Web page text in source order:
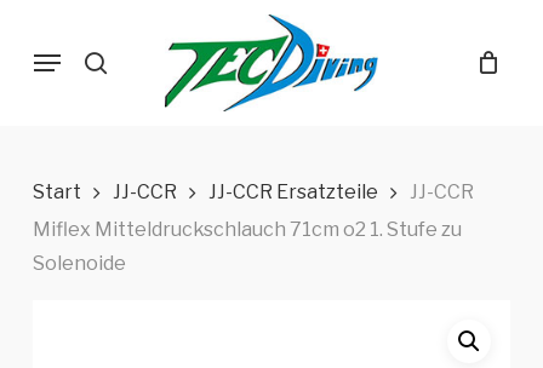
search
Menu
Start JJ-CCR JJ-CCR Ersatzteile
JJ-CCR
Miflex Mitteldruckschlauch 71cm o2 1. Stufe zu
Solenoide